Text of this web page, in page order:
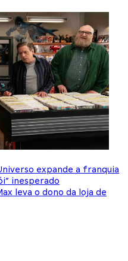
expande a franquia
inesperado
leva o dono da loja de